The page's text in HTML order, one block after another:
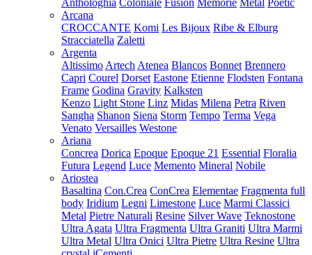
Anthologhia Coloniale Fusion Memorie Metal Poetic
Arcana
CROCCANTE Komi Les Bijoux Ribe & Elburg
Stracciatella Zaletti
Argenta
Altissimo Artech Atenea Blancos Bonnet Brennero
Capri Courel Dorset Eastone Etienne Flodsten Fontana
Frame Godina Gravity Kalksten
Kenzo Light Stone Linz Midas Milena Petra Riven
Sangha Shanon Siena Storm Tempo Terma Vega
Venato Versailles Westone
Ariana
Concrea Dorica Epoque Epoque 21 Essential Floralia
Futura Legend Luce Memento Mineral Nobile
Ariostea
Basaltina Con.Crea ConCrea Elementae Fragmenta full
body Iridium Legni Limestone Luce Marmi Classici
Metal Pietre Naturali Resine Silver Wave Teknostone
Ultra Agata Ultra Fragmenta Ultra Graniti Ultra Marmi
Ultra Metal Ultra Onici Ultra Pietre Ultra Resine Ultra